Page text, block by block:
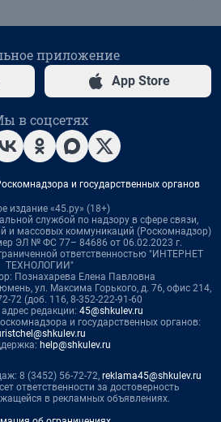
приложение
App Store
в соцсетях
и государственных органов
издание «45.ру» (18+)
службой по надзору в сфере связи,
и массовых коммуникаций (Роскомнадзор)
ЭЛ № ФС 77– 84686 от 06.02.2023 г.
ответственностью "ИНТЕРНЕТ
ТЕХНОЛОГИИ"
Познахарева Елена Павловна
ул. Максима Горького, д. 76, офис 214,
72 (доб. 116, 8-352-222-91-60
редакции: 45@shkulev.ru
и государственных органов:
help@shkulev.ru
8 (3452) 56-72-72, reklama45@shkulev.ru
ответственности за достоверность
в рекламных объявлениях.